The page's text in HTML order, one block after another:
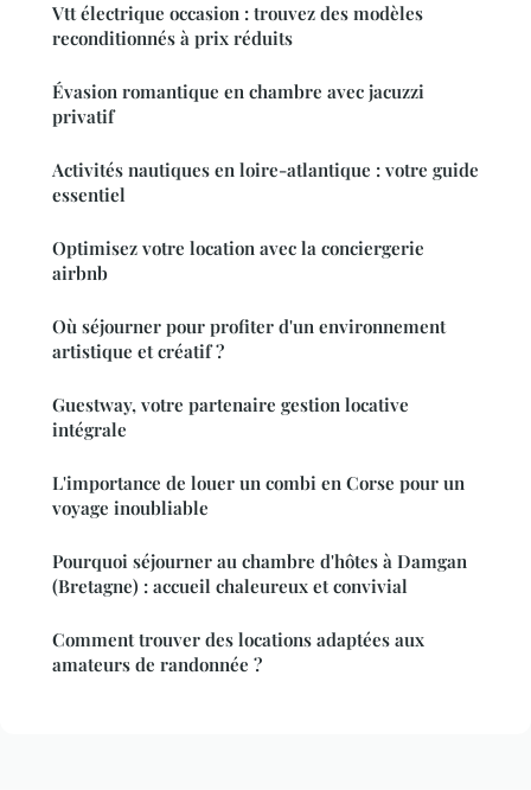
Vtt électrique occasion : trouvez des modèles
reconditionnés à prix réduits
Évasion romantique en chambre avec jacuzzi
privatif
Activités nautiques en loire-atlantique : votre guide
essentiel
Optimisez votre location avec la conciergerie
airbnb
Où séjourner pour profiter d'un environnement
artistique et créatif ?
Guestway, votre partenaire gestion locative
intégrale
L'importance de louer un combi en Corse pour un
voyage inoubliable
Pourquoi séjourner au chambre d'hôtes à Damgan
(Bretagne) : accueil chaleureux et convivial
Comment trouver des locations adaptées aux
amateurs de randonnée ?